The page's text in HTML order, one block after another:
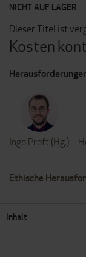
Kosten
Ingo Proft (Hg.)
Ethische
NICHT AUF LAGER
Dieser Titel ist
Inhalt